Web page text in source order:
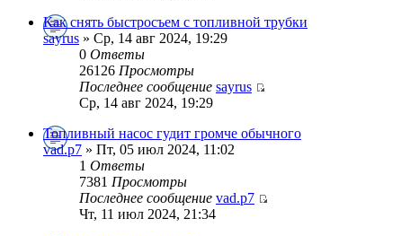
Как снять быстросъем с топливной трубки
sayrus » Ср, 14 авг 2024, 19:29
0 Ответы
26126 Просмотры
Последнее сообщение sayrus
Ср, 14 авг 2024, 19:29
Топливный насос гудит громче обычного
vad.p7 » Пт, 05 июл 2024, 11:02
1 Ответы
7381 Просмотры
Последнее сообщение vad.p7
Чт, 11 июл 2024, 21:34